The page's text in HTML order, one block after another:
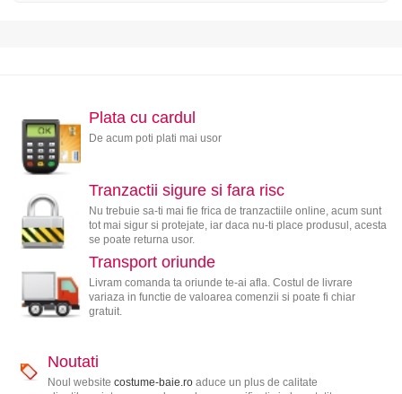
Plata cu cardul
De acum poti plati mai usor
Tranzactii sigure si fara risc
Nu trebuie sa-ti mai fie frica de tranzactiile online, acum sunt
tot mai sigur si protejate, iar daca nu-ti place produsul, acesta
se poate returna usor.
Transport oriunde
Livram comanda ta oriunde te-ai afla. Costul de livrare
variaza in functie de valoarea comenzii si poate fi chiar
gratuit.
Noutati
Noul website costume-baie.roaduce un plus de calitate